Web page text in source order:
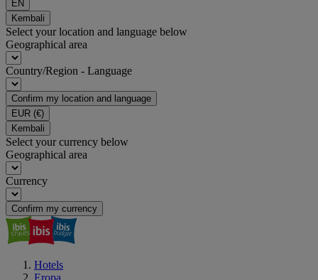
EN
Kembali
Select your location and language below
Geographical area
Country/Region - Language
Confirm my location and language
EUR (€)
Kembali
Select your currency below
Geographical area
Currency
Confirm my currency
Hotels
Eropa